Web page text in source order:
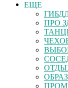
ЕЩЕ
ГИБДД
ПРО